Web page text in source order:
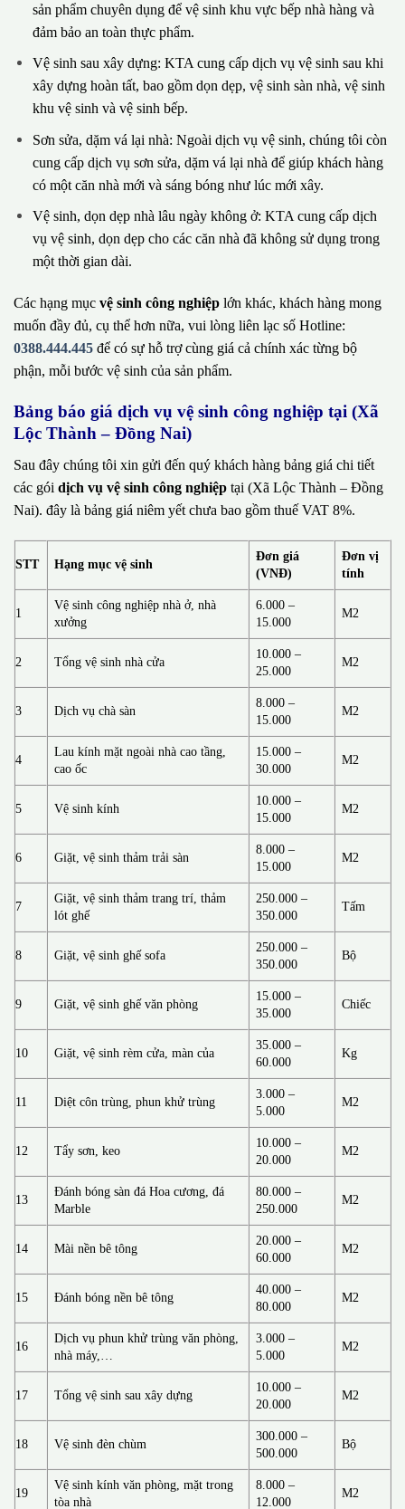
sản phẩm chuyên dụng để vệ sinh khu vực bếp nhà hàng và
đảm bảo an toàn thực phẩm.
Vệ sinh sau xây dựng: KTA cung cấp dịch vụ vệ sinh sau khi
xây dựng hoàn tất, bao gồm dọn dẹp, vệ sinh sàn nhà, vệ sinh
khu vệ sinh và vệ sinh bếp.
Sơn sửa, dặm vá lại nhà: Ngoài dịch vụ vệ sinh, chúng tôi còn
cung cấp dịch vụ sơn sửa, dặm vá lại nhà để giúp khách hàng
có một căn nhà mới và sáng bóng như lúc mới xây.
Vệ sinh, dọn dẹp nhà lâu ngày không ở: KTA cung cấp dịch
vụ vệ sinh, dọn dẹp cho các căn nhà đã không sử dụng trong
một thời gian dài.
Các hạng mục vệ sinh công nghiệp lớn khác, khách hàng mong
muốn đầy đủ, cụ thể hơn nữa, vui lòng liên lạc số Hotline:
0388.444.445 để có sự hỗ trợ cùng giá cả chính xác từng bộ
phận, mỗi bước vệ sinh của sản phẩm.
Bảng báo giá dịch vụ vệ sinh công nghiệp tại (Xã
Lộc Thành – Đồng Nai)
Sau đây chúng tôi xin gửi đến quý khách hàng bảng giá chi tiết
các gói dịch vụ vệ sinh công nghiệp tại (Xã Lộc Thành – Đồng
Nai). đây là bảng giá niêm yết chưa bao gồm thuế VAT 8%.
STT Hạng mục vệ sinh
Đơn giá
(VNĐ)
Đơn vị
tính
1
Vệ sinh công nghiệp nhà ở, nhà
xưởng
6.000 –
15.000
M2
2 Tổng vệ sinh nhà cửa
10.000 –
25.000
M2
3 Dịch vụ chà sàn
8.000 –
15.000
M2
4
Lau kính mặt ngoài nhà cao tầng,
cao ốc
15.000 –
30.000
M2
5 Vệ sinh kính
10.000 –
15.000
M2
6 Giặt, vệ sinh thảm trải sàn
8.000 –
15.000
M2
7
Giặt, vệ sinh thảm trang trí, thảm
lót ghế
250.000 –
350.000
Tấm
8 Giặt, vệ sinh ghế sofa
250.000 –
350.000
Bộ
9 Giặt, vệ sinh ghế văn phòng
15.000 –
35.000
Chiếc
10 Giặt, vệ sinh rèm cửa, màn của
35.000 –
60.000
Kg
11 Diệt côn trùng, phun khử trùng
3.000 –
5.000
M2
12 Tẩy sơn, keo
10.000 –
20.000
M2
13
Đánh bóng sàn đá Hoa cương, đá
Marble
80.000 –
250.000
M2
14 Mài nền bê tông
20.000 –
60.000
M2
15 Đánh bóng nền bê tông
40.000 –
80.000
M2
16
Dịch vụ phun khử trùng văn phòng,
nhà máy,…
3.000 –
5.000
M2
17 Tổng vệ sinh sau xây dựng
10.000 –
20.000
M2
18 Vệ sinh đèn chùm
300.000 –
500.000
Bộ
19
Vệ sinh kính văn phòng, mặt trong
tòa nhà
8.000 –
12.000
M2